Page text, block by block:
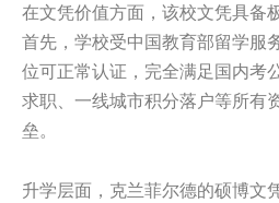
在文凭价值方面，该校文凭具备
首先，学校受中国教育部留学服
位可正常认证，完全满足国内考
求职、一线城市积分落户等所有
垒。
升学层面，克兰菲尔德的硕博文